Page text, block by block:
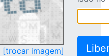
[trocar imagem]